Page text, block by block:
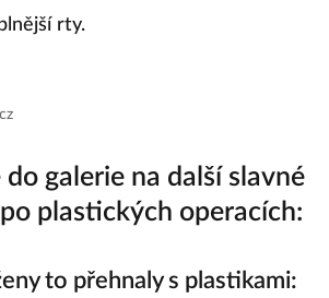
rty.
do galerie na další slavné
plastických operacích:
to přehnaly s plastikami: